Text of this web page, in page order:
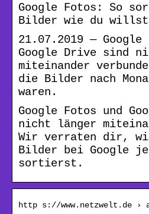
Google Fotos: So
Bilder wie du willst
21.07.2019 — Google
Google Drive sind
miteinander
die Bilder nach
waren.
Google Fotos und
nicht länger
Wir verraten dir,
Bilder bei Google
sortierst.
http s://www.netzwelt.de ›